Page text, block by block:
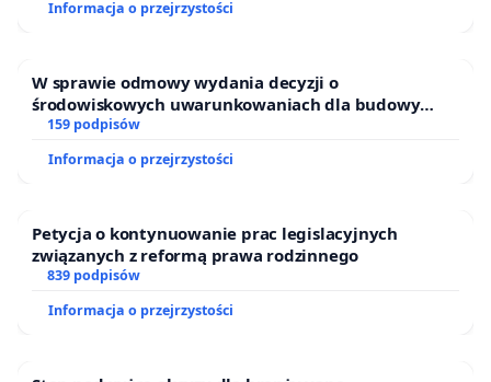
podpis to realny krok w stronę zakończenia
potwierdzisz go kliknięciem w link, który otrzymasz
pozostanie nieważny.
Informacja o przejrzystości
W sprawie odmowy wydania decyzji o
środowiskowych uwarunkowaniach dla budowy
zakładu wytwarzania biometanu „Krynki” w
Ostrowiu Południowym oraz ochrony mieszkańców i
Puszczy Knyszyńskiej
159 podpisów
Informacja o przejrzystości
Petycja o kontynuowanie prac legislacyjnych
związanych z reformą prawa rodzinnego
839 podpisów
Informacja o przejrzystości